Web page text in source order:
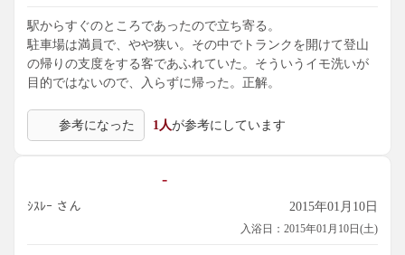
駅からすぐのところであったので立ち寄る。
駐車場は満員で、やや狭い。その中でトランクを開けて登山
の帰りの支度をする客であふれていた。そういうイモ洗いが
目的ではないので、入らずに帰った。正解。
参考になった 1人が参考にしています
-
ｼｽﾚｰ さん 2015年01月10日
入浴日：2015年01月10日(土)